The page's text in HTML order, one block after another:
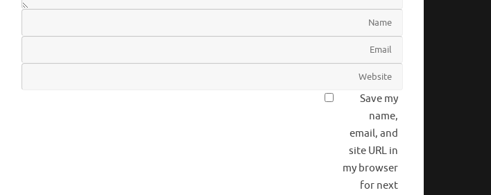
Save my
name,
email, and
site URL in
my browser
for next